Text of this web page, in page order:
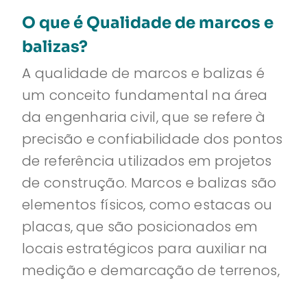
O que é Qualidade de marcos e
balizas?
A qualidade de marcos e balizas é
um conceito fundamental na área
da engenharia civil, que se refere à
precisão e confiabilidade dos pontos
de referência utilizados em projetos
de construção. Marcos e balizas são
elementos físicos, como estacas ou
placas, que são posicionados em
locais estratégicos para auxiliar na
medição e demarcação de terrenos,